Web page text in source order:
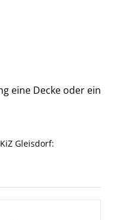
eine Decke oder ein
Gleisdorf: